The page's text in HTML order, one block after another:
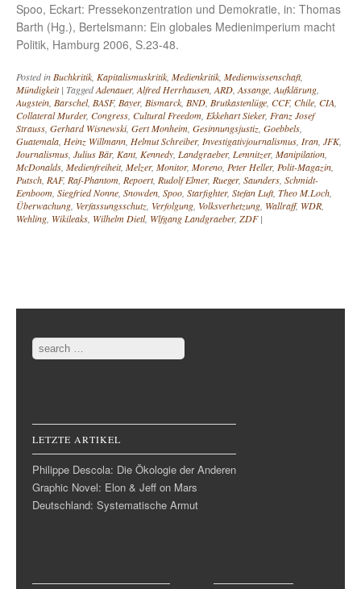
Spoo, Eckart: Pressekonzentration und Demokratie, in: Thomas
Barth (Hg.), Bertelsmann: Ein globales Medienimperium macht
Politik, Hamburg 2006, S.23-48.
Posted inBuchkritik, Kapitalismuskritik, Medienkritik, Medienwissenschaft,
Mündigkeit | TaggedAdenauer,Alfred Herrhausen,ARD,Assange,Aufklärung,
Augstein, Barschel, BASF, Bayer, Bismarck, BND, Brutkastenlüge, CCF, Chile, CIA,
Collateral Murder, Congress, Cultural Freedom, Ekkehart Sieker, Franz Josef
Strauss, Gerhard Wisnewski, Gert Monheim, Gesinnungsjustiz, Goebbels,
Guatemala, Heinz Willmann, Helmut Schreiber, Investigativjournalismus, Iran, JFK,
Journalismus, Julius Bär, Kant, Kennedy, Landgraeber, Lemnitzer, Manipilation,
McDonalds, Medienfreiheit, Melzer, Monitor, Moreno, Peter Heller, Polit-Magazin,
Putsch, RAF, Raf-Phantom, Repoert, Rudolf Elmer, Rueger, Saunders, Schmidt-
Eenboom, Siegfried Nonne, Snowden, Spoo, Starfighter, Stefan Luft, Theo M.Loch,
Überwachung, Verfassungsschutz, Verfolgung, Volksverhetzung, Wallraff, WDR,
Wehling, Wikileaks, Wilhelm Dietl, Wlfgang Landgraeber, ZDF |
Post navigation
Search
LETZTE ARTIKEL
Philippe Descola: Die Ökologie der Anderen
Graphic Novel: Elon & Jeff on Mars
Deutschland: Systematische Armut